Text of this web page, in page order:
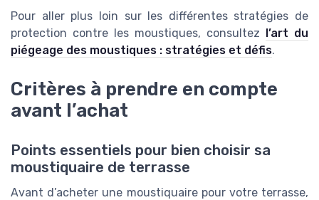
Pour aller plus loin sur les différentes stratégies de
protection contre les moustiques, consultez
l’art du
piégeage des moustiques : stratégies et défis.
Critères à prendre en compte
avant l’achat
Points essentiels pour bien choisir sa
moustiquaire de terrasse
Avant d’acheter une moustiquaire pour votre terrasse,